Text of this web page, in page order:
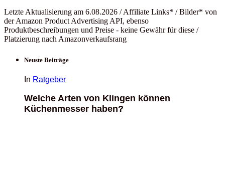
Letzte Aktualisierung am 6.08.2026 / Affiliate Links* / Bilder* von
der Amazon Product Advertising API, ebenso
Produktbeschreibungen und Preise - keine Gewähr für diese /
Platzierung nach Amazonverkaufsrang
Neuste Beiträge
In Ratgeber
Welche Arten von Klingen können
Küchenmesser haben?